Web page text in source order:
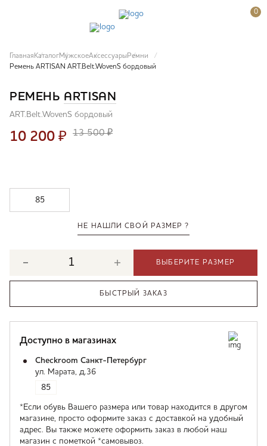
0
Главная КаталогМужскоеАксессуары Ремни
Ремень ARTISAN ART.Belt.WovenS бордовый
РЕМЕНЬ ARTISAN
ART.Belt.WovenS бордовый
10 200 ₽ 13 500 ₽
НЕ НАШЛИ СВОЙ РАЗМЕР ?
85
ВЫБЕРИТЕ РАЗМЕР
БЫСТРЫЙ ЗАКАЗ
Доступно в магазинах
Checkroom Санкт-Петербург
ул. Марата, д.36
85
*Если обувь Вашего размера или товар находится в другом
магазине, просто оформите заказ с доставкой на удобный
адрес. Вы также можете оформить заказ в любой наш
магазин с пометкой *самовывоз.